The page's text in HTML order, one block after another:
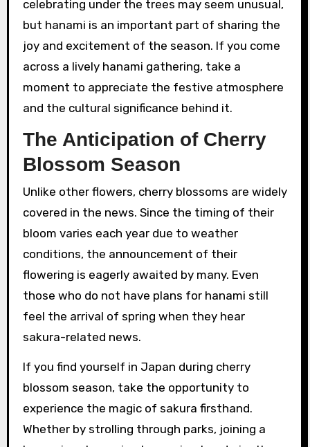
celebrating under the trees may seem unusual,
but hanami is an important part of sharing the
joy and excitement of the season. If you come
across a lively hanami gathering, take a
moment to appreciate the festive atmosphere
and the cultural significance behind it.
The Anticipation of Cherry
Blossom Season
Unlike other flowers, cherry blossoms are widely
covered in the news. Since the timing of their
bloom varies each year due to weather
conditions, the announcement of their
flowering is eagerly awaited by many. Even
those who do not have plans for hanami still
feel the arrival of spring when they hear
sakura-related news.
If you find yourself in Japan during cherry
blossom season, take the opportunity to
experience the magic of sakura firsthand.
Whether by strolling through parks, joining a